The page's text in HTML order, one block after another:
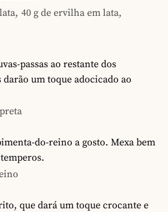
40 g de ervilha em lata,
passas ao restante dos
um toque adocicado ao
do-reino a gosto. Mexa bem
que dará um toque crocante e